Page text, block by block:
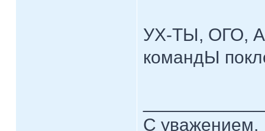
УХ-ТЫ, ОГО,
командЫ
С уважением,